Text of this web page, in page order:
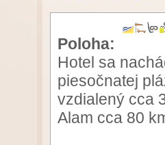
Poloha:
Hotel sa
piesočnatej
vzdialený cca
Alam cca 80